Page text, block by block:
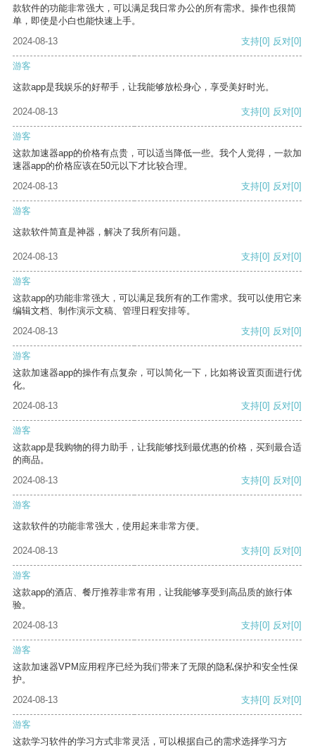
款软件的功能非常强大，可以满足我日常办公的所有需求。操作也很简
单，即使是小白也能快速上手。
2024-08-13
支持[0] 反对[0]
游客
这款app是我娱乐的好帮手，让我能够放松身心，享受美好时光。
2024-08-13 支持[0] 反对[0]
游客
这款加速器app的价格有点贵，可以适当降低一些。我个人觉得，一款加
速器app的价格应该在50元以下才比较合理。
2024-08-13
支持[0] 反对[0]
游客
这款软件简直是神器，解决了我所有问题。
2024-08-13 支持[0] 反对[0]
游客
这款app的功能非常强大，可以满足我所有的工作需求。我可以使用它来
编辑文档、制作演示文稿、管理日程安排等。
2024-08-13
支持[0] 反对[0]
游客
这款加速器app的操作有点复杂，可以简化一下，比如将设置页面进行优
化。
2024-08-13
支持[0] 反对[0]
游客
这款app是我购物的得力助手，让我能够找到最优惠的价格，买到最合适
的商品。
2024-08-13
支持[0] 反对[0]
游客
这款软件的功能非常强大，使用起来非常方便。
2024-08-13 支持[0] 反对[0]
游客
这款app的酒店、餐厅推荐非常有用，让我能够享受到高品质的旅行体
验。
2024-08-13
支持[0] 反对[0]
游客
这款加速器VPM应用程序已经为我们带来了无限的隐私保护和安全性保
护。
2024-08-13
支持[0] 反对[0]
游客
这款学习软件的学习方式非常灵活，可以根据自己的需求选择学习方